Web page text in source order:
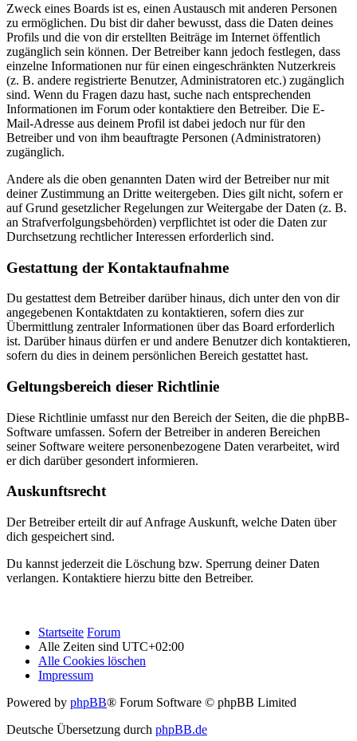
Zweck eines Boards ist es, einen Austausch mit anderen Personen
zu ermöglichen. Du bist dir daher bewusst, dass die Daten deines
Profils und die von dir erstellten Beiträge im Internet öffentlich
zugänglich sein können. Der Betreiber kann jedoch festlegen, dass
einzelne Informationen nur für einen eingeschränkten Nutzerkreis
(z. B. andere registrierte Benutzer, Administratoren etc.) zugänglich
sind. Wenn du Fragen dazu hast, suche nach entsprechenden
Informationen im Forum oder kontaktiere den Betreiber. Die E-
Mail-Adresse aus deinem Profil ist dabei jedoch nur für den
Betreiber und von ihm beauftragte Personen (Administratoren)
zugänglich.
Andere als die oben genannten Daten wird der Betreiber nur mit
deiner Zustimmung an Dritte weitergeben. Dies gilt nicht, sofern er
auf Grund gesetzlicher Regelungen zur Weitergabe der Daten (z. B.
an Strafverfolgungsbehörden) verpflichtet ist oder die Daten zur
Durchsetzung rechtlicher Interessen erforderlich sind.
Gestattung der Kontaktaufnahme
Du gestattest dem Betreiber darüber hinaus, dich unter den von dir
angegebenen Kontaktdaten zu kontaktieren, sofern dies zur
Übermittlung zentraler Informationen über das Board erforderlich
ist. Darüber hinaus dürfen er und andere Benutzer dich kontaktieren,
sofern du dies in deinem persönlichen Bereich gestattet hast.
Geltungsbereich dieser Richtlinie
Diese Richtlinie umfasst nur den Bereich der Seiten, die die phpBB-
Software umfassen. Sofern der Betreiber in anderen Bereichen
seiner Software weitere personenbezogene Daten verarbeitet, wird
er dich darüber gesondert informieren.
Auskunftsrecht
Der Betreiber erteilt dir auf Anfrage Auskunft, welche Daten über
dich gespeichert sind.
Du kannst jederzeit die Löschung bzw. Sperrung deiner Daten
verlangen. Kontaktiere hierzu bitte den Betreiber.
Startseite Forum
Alle Zeiten sind UTC+02:00
Alle Cookies löschen
Impressum
Powered by phpBB® Forum Software © phpBB Limited
Deutsche Übersetzung durch phpBB.de